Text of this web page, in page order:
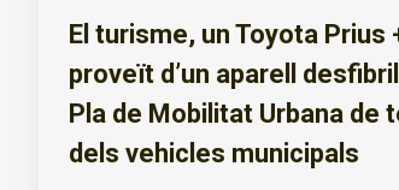
El turisme, un Toyota
proveït d’un aparell
Pla de Mobilitat Urbana
dels vehicles municipals